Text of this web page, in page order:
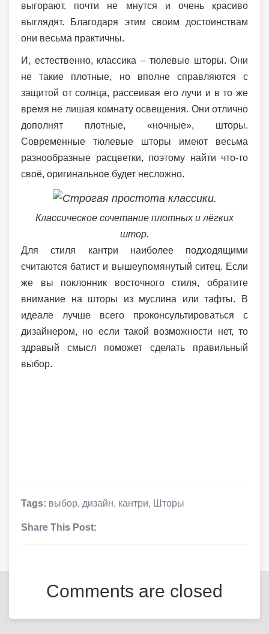
выгорают, почти не мнутся и очень красиво
выглядят. Благодаря этим своим достоинствам
они весьма практичны.
И, естественно, классика – тюлевые шторы. Они
не такие плотные, но вполне справляются с
защитой от солнца, рассеивая его лучи и в то же
время не лишая комнату освещения. Они отлично
дополнят плотные, «ночные», шторы.
Современные тюлевые шторы имеют весьма
разнообразные расцветки, поэтому найти что-то
своё, оригинальное будет несложно.
Классическое сочетание плотных и лёгких
штор.
Для стиля кантри наиболее подходящими
считаются батист и вышеупомянутый ситец. Если
же вы поклонник восточного стиля, обратите
внимание на шторы из муслина или тафты. В
идеале лучше всего проконсультироваться с
дизайнером, но если такой возможности нет, то
здравый смысл поможет сделать правильный
выбор.
Tags: выбор, дизайн, кантри, Шторы
Share This Post:
Comments are closed